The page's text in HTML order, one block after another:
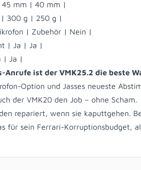
45 mm | 40 mm |
| 300 g | 250 g |
| Zubehör | Nein |
| Ja | Ja |
| Ja |
Anrufe ist der VMK25.2 die beste
Option und Jasses neueste
der VMK20 den Job – ohne Scham.
repariert, wenn sie kaputtgehen.
für sein Ferrari-Korruptionsbudget,